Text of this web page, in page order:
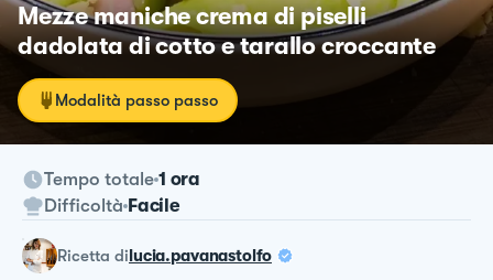
Mezze maniche crema di piselli
dadolata di cotto e tarallo croccante
Modalità passo passo
Tempo totale 1 ora
Difficoltà Facile
ricetta dilucia.pavanastolfo